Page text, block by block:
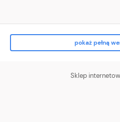
pokaż pełną
Sklep